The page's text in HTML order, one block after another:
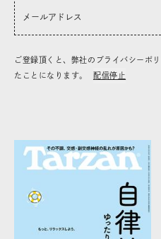
ご登録頂くと、弊社のプライバシーポ
たことになります。
配信停止